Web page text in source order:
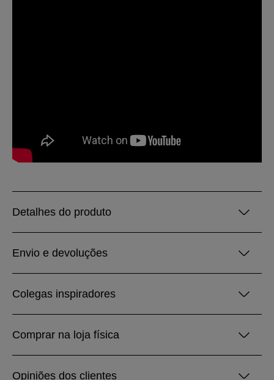
Detalhes do produto
Envio e devoluções
Colegas inspiradores
Comprar na loja física
Opiniões dos clientes